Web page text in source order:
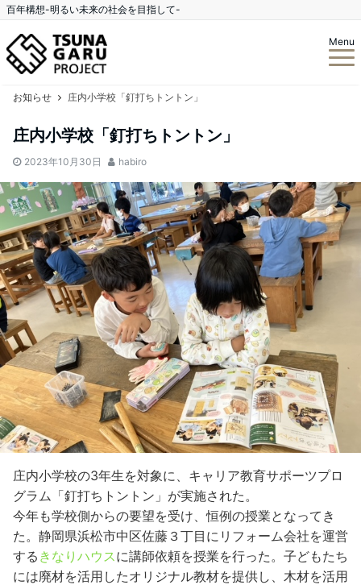
百年構想-明るい未来の社会を目指して-
Menu
お知らせ 庄内小学校「釘打ちトントン」
庄内小学校「釘打ちトントン」
2023年10月30日 habiro
庄内小学校の3年生を対象に、キャリア教育サポーツプロ
グラム「釘打ちトントン」が実施された。
今年も学校側からの要望を受け、恒例の授業となってき
た。静岡県浜松市中区佐藤３丁目にリフォーム会社を運営
する きなりハウスに講師依頼を授業を行った。子どもたち
には廃材を活用したオリジナル教材を提供し、木材を活用